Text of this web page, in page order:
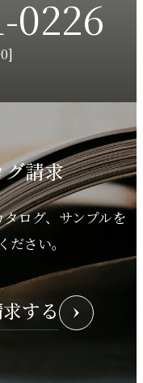
0226
請求
ログ、サンプルを
さい。
する